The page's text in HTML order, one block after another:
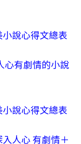
說心得文總表
心有劇情的小說
說心得文總表
入人心 有劇情＋